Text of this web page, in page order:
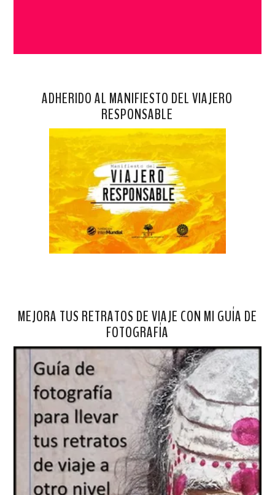
ADHERIDO AL MANIFIESTO DEL VIAJERO
RESPONSABLE
MEJORA TUS RETRATOS DE VIAJE CON MI GUÍA DE
FOTOGRAFÍA